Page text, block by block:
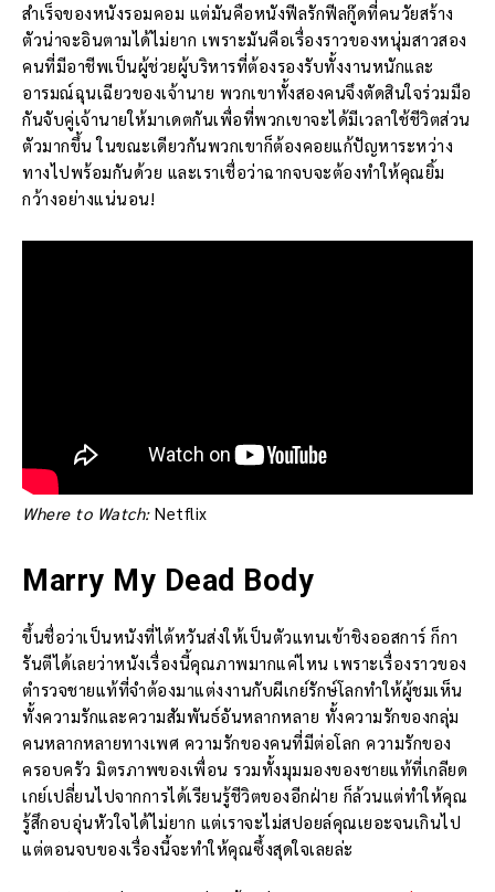
สำเร็จของหนังรอมคอม แต่มันคือหนังฟีลรักฟีลกู๊ดที่คนวัยสร้าง
ตัวน่าจะอินตามได้ไม่ยาก เพราะมันคือเรื่องราวของหนุ่มสาวสอง
คนที่มีอาชีพเป็นผู้ช่วยผู้บริหารที่ต้องรองรับทั้งงานหนักและ
อารมณ์ฉุนเฉียวของเจ้านาย พวกเขาทั้งสองคนจึงตัดสินใจร่วมมือ
กันจับคู่เจ้านายให้มาเดตกันเพื่อที่พวกเขาจะได้มีเวลาใช้ชีวิตส่วน
ตัวมากขึ้น ในขณะเดียวกันพวกเขาก็ต้องคอยแก้ปัญหาระหว่าง
ทางไปพร้อมกันด้วย และเราเชื่อว่าฉากจบจะต้องทำให้คุณยิ้ม
กว้างอย่างแน่นอน!
Where to Watch:Netflix
Marry My Dead Body
ขึ้นชื่อว่าเป็นหนังที่ไต้หวันส่งให้เป็นตัวแทนเข้าชิงออสการ์ ก็กา
รันตีได้เลยว่าหนังเรื่องนี้คุณภาพมากแค่ไหน เพราะเรื่องราวของ
ตำรวจชายแท้ที่จำต้องมาแต่งงานกับผีเกย์รักษ์โลกทำให้ผู้ชมเห็น
ทั้งความรักและความสัมพันธ์อันหลากหลาย ทั้งความรักของกลุ่ม
คนหลากหลายทางเพศ ความรักของคนที่มีต่อโลก ความรักของ
ครอบครัว มิตรภาพของเพื่อน รวมทั้งมุมมองของชายแท้ที่เกลียด
เกย์เปลี่ยนไปจากการได้เรียนรู้ชีวิตของอีกฝ่าย ก็ล้วนแต่ทำให้คุณ
รู้สึกอบอุ่นหัวใจได้ไม่ยาก แต่เราจะไม่สปอยล์คุณเยอะจนเกินไป
แต่ตอนจบของเรื่องนี้จะทำให้คุณซึ้งสุดใจเลยล่ะ